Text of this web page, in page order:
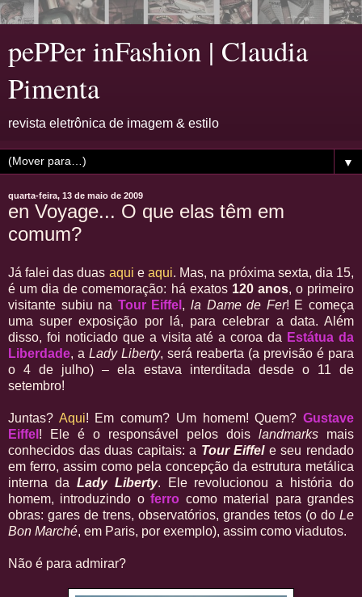
pePPer inFashion | Claudia
Pimenta
revista eletrônica de imagem & estilo
▼
quarta-feira, 13 de maio de 2009
en Voyage... O que elas têm em
comum?
Já falei das duas aqui eaqui. Mas, na próxima sexta, dia 15,
é um dia de comemoração: há exatos 120 anos, o primeiro
visitante subiu na Tour Eiffel ,la Dame de Fer! E começa
uma super exposição por lá, para celebrar a data. Além
disso, foi noticiado que a visita até a coroa da Estátua da
Liberdade, a Lady Liberty, será reaberta (a previsão é para
o 4 de julho) – ela estava interditada desde o 11 de
setembro!
Juntas? Aqui! Em comum? Um homem! Quem?Gustave
Eiffel ! Ele é o responsável pelos dois landmarks mais
conhecidos das duas capitais: a Tour Eiffele seu rendado
em ferro, assim como pela concepção da estrutura metálica
interna da Lady Liberty. Ele revolucionou a história do
homem, introduzindo oferro como material para grandes
obras: gares de trens, observatórios, grandes tetos (o do Le
Bon Marché, em Paris, por exemplo), assim como viadutos.
Não é para admirar?